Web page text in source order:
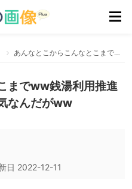
あんなとこからこんなとこまでww銭湯利用推進のキャラクターが全身狂気なんだがww
までww銭湯利用推進
なんだがww
日 2022-12-11